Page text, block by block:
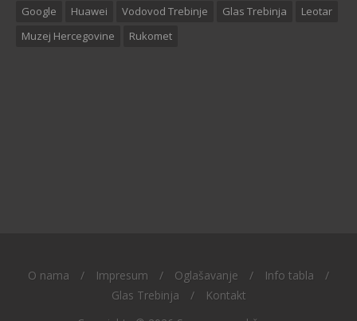
Google Huawei Vodovod Trebinje Glas Trebinja
Leotar
Muzej Hercegovine
Rukomet
O nama / Impresum / Oglašavanje / Info tabla
/
Glas Trebinja
/
Kontakt